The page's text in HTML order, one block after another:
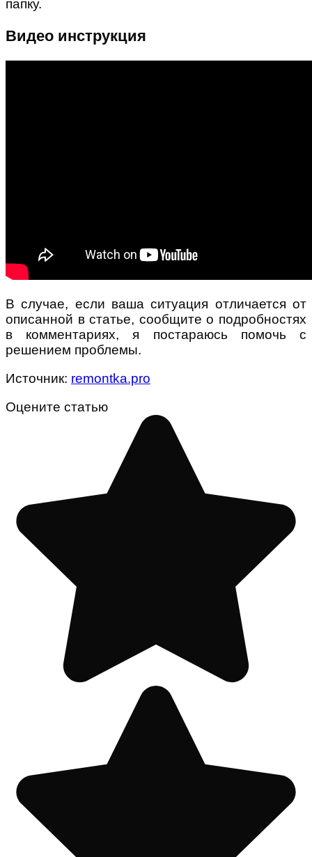
папку.
Видео инструкция
В случае, если ваша ситуация отличается от
описанной в статье, сообщите о подробностях
в комментариях, я постараюсь помочь с
решением проблемы.
Источник: remontka.pro
Оцените статью